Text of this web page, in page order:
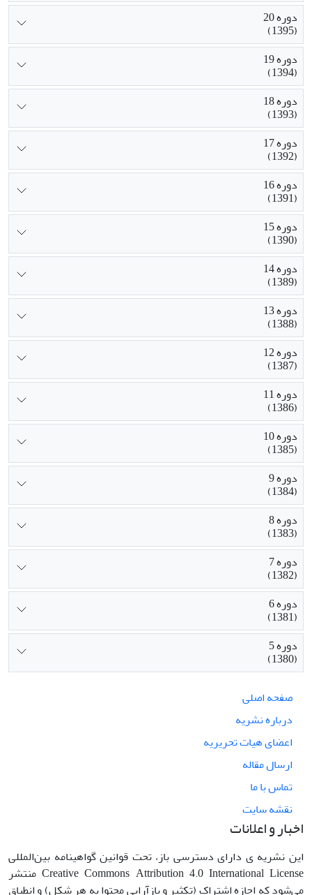
دوره 20
(1395)
دوره 19
(1394)
دوره 18
(1393)
دوره 17
(1392)
دوره 16
(1391)
دوره 15
(1390)
دوره 14
(1389)
دوره 13
(1388)
دوره 12
(1387)
دوره 11
(1386)
دوره 10
(1385)
دوره 9
(1384)
دوره 8
(1383)
دوره 7
(1382)
دوره 6
(1381)
دوره 5
(1380)
صفحه اصلی
درباره نشریه
اعضای هیات تحریریه
ارسال مقاله
تماس با ما
نقشه سایت
اخبار و اعلانات
این نشریه ی دارای دسترسی باز، تحت قوانین گواهینامه بین‌المللی
Creative Commons Attribution 4.0 International License منتشر
می‌شود که اجازه اشتراک (تکثیر و بازآرایی محتوا به هر شکل) و انطباق